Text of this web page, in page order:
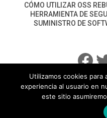
CÓMO UTILIZAR OSS
HERRAMIENTA DE
SUMINISTRO DE
Utilizamos cookies para
experiencia al usuario en
este sitio